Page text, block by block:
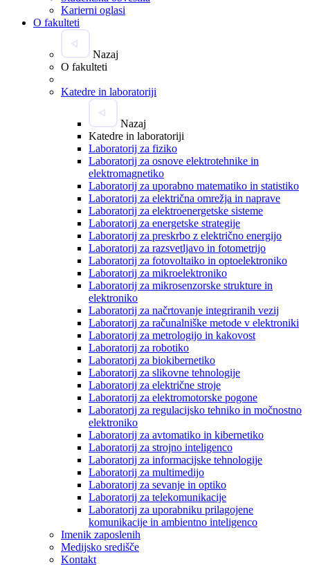
Karierni oglasi
O fakulteti
Nazaj
O fakulteti
Katedre in laboratoriji
Nazaj
Katedre in laboratoriji
Laboratorij za fiziko
Laboratorij za osnove elektrotehnike in
elektromagnetiko
Laboratorij za uporabno matematiko in statistiko
Laboratorij za električna omrežja in naprave
Laboratorij za elektroenergetske sisteme
Laboratorij za energetske strategije
Laboratorij za preskrbo z električno energijo
Laboratorij za razsvetljavo in fotometrijo
Laboratorij za fotovoltaiko in optoelektroniko
Laboratorij za mikroelektroniko
Laboratorij za mikrosenzorske strukture in
elektroniko
Laboratorij za načrtovanje integriranih vezij
Laboratorij za računalniške metode v elektroniki
Laboratorij za metrologijo in kakovost
Laboratorij za robotiko
Laboratorij za biokibernetiko
Laboratorij za slikovne tehnologije
Laboratorij za električne stroje
Laboratorij za elektromotorske pogone
Laboratorij za regulacijsko tehniko in močnostno
elektroniko
Laboratorij za avtomatiko in kibernetiko
Laboratorij za strojno inteligenco
Laboratorij za informacijske tehnologije
Laboratorij za multimedijo
Laboratorij za sevanje in optiko
Laboratorij za telekomunikacije
Laboratorij za uporabniku prilagojene
komunikacije in ambientno inteligenco
Imenik zaposlenih
Medijsko središče
Kontakt